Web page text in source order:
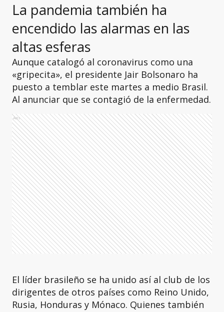
La pandemia también ha
encendido las alarmas en las
altas esferas
Aunque catalogó al coronavirus como una
«gripecita», el presidente Jair Bolsonaro ha
puesto a temblar este martes a medio Brasil.
Al anunciar que se contagió de la enfermedad.
Ads
El líder brasileño se ha unido así al club de los
dirigentes de otros países como Reino Unido,
Rusia, Honduras y Mónaco. Quienes también